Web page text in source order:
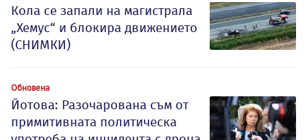
Кола се запали на магистрала
„Хемус“ и блокира движението
(СНИМКИ)
Обновена
Йотова: Разочарована съм от
примитивната политическа